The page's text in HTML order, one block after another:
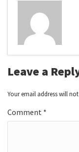
Leave a
Your email address will
Comment *